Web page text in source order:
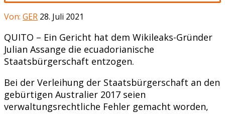
Von: GER 28. Juli 2021
QUITO – Ein Gericht hat dem Wikileaks-Gründer
Julian Assange die ecuadorianische
Staatsbürgerschaft entzogen.
Bei der Verleihung der Staatsbürgerschaft an den
gebürtigen Australier 2017 seien
verwaltungsrechtliche Fehler gemacht worden,